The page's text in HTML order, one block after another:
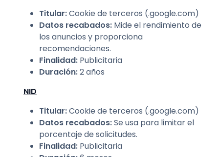
Titular:Cookie de terceros (.google.com)
Datos recabados: Mide el rendimiento de
los anuncios y proporciona
recomendaciones.
Finalidad: Publicitaria
Duración:2 años
NID
Titular:Cookie de terceros (.google.com)
Datos recabados:Se usa para limitar el
porcentaje de solicitudes.
Finalidad: Publicitaria